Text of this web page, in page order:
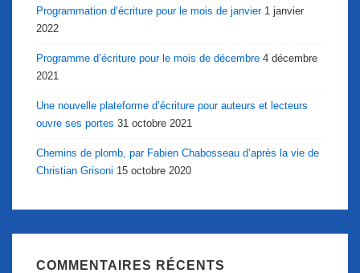
Programmation d’écriture pour le mois de janvier 1 janvier
2022
Programme d’écriture pour le mois de décembre 4 décembre
2021
Une nouvelle plateforme d’écriture pour auteurs et lecteurs
ouvre ses portes 31 octobre 2021
Chemins de plomb, par Fabien Chabosseau d’après la vie de
Christian Grisoni 15 octobre 2020
COMMENTAIRES RÉCENTS